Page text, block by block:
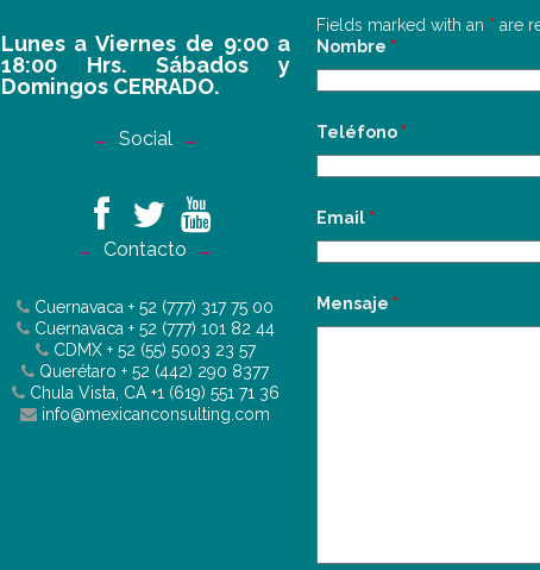
Lunes a Viernes de 9:00 a
18:00 Hrs. Sábados y
Domingos CERRADO.
Social
Contacto
Cuernavaca+ 52 (777) 317 75 00
Cuernavaca + 52 (777) 101 82 44
CDMX + 52 (55) 5003 23 57
Querétaro+ 52 (442) 290 8377
Chula Vista, CA+1 (619) 551 71 36
info@mexicanconsulting.com
Fields marked with an * are
Nombre *
Teléfono *
Email *
Mensaje *